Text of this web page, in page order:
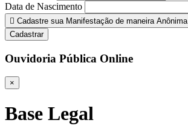
Data de Nascimento
Cadastre sua Manifestação de maneira Anônima
Cadastrar
Ouvidoria Pública Online
×
Base Legal